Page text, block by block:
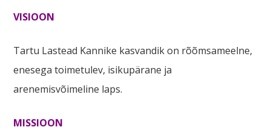
VISIOON
Tartu Lastead Kannike kasvandik on rõõmsameelne,
enesega toimetulev, isikupärane ja
arenemisvõimeline laps.
MISSIOON